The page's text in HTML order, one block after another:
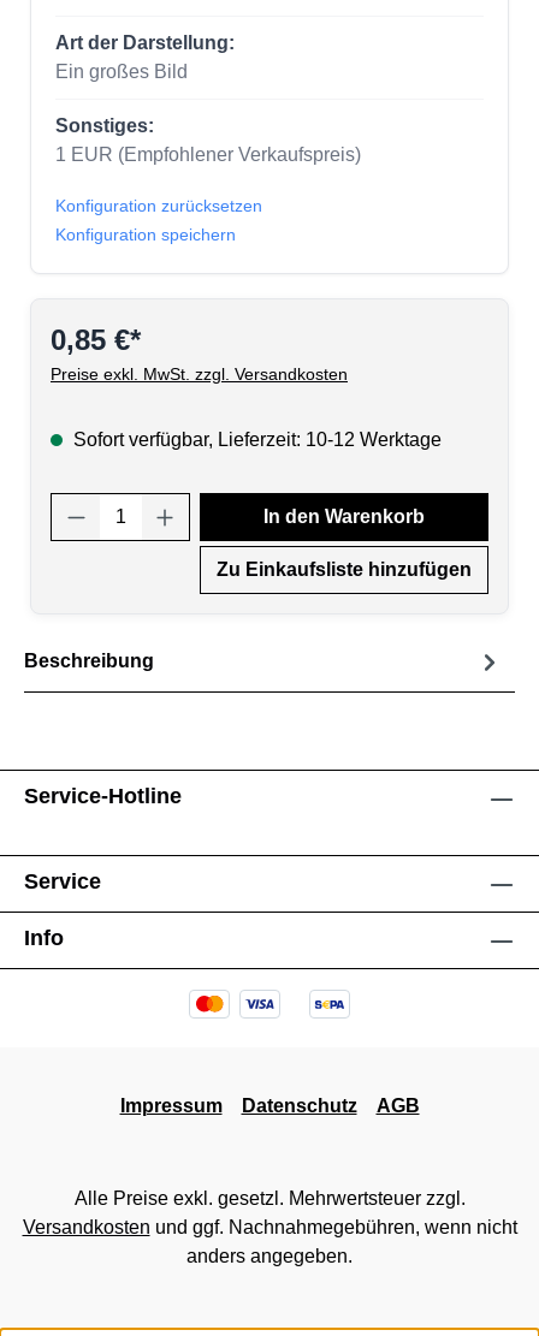
Art der Darstellung:
Ein großes Bild
Sonstiges:
1 EUR (Empfohlener Verkaufspreis)
Konfiguration zurücksetzen
Konfiguration speichern
0,85 €*
Preise exkl. MwSt. zzgl. Versandkosten
Sofort verfügbar, Lieferzeit: 10-12 Werktage
Produkt Anzahl: Gib den gewünschten
In den Warenkorb
Zu Einkaufsliste hinzufügen
Beschreibung
Service-Hotline
Service
Info
Impressum Datenschutz AGB
Alle Preise exkl. gesetzl. Mehrwertsteuer zzgl.
Versandkosten und ggf. Nachnahmegebühren, wenn nicht
anders angegeben.